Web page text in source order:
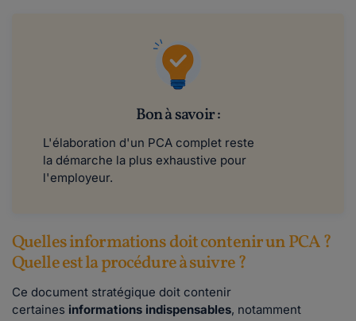
Bon à savoir :
L'élaboration d'un PCA complet reste
la démarche la plus exhaustive pour
l'employeur.
Quelles informations doit contenir un PCA ?
Quelle est la procédure à suivre ?
Ce document stratégique doit contenir
certaines informations indispensables, notamment